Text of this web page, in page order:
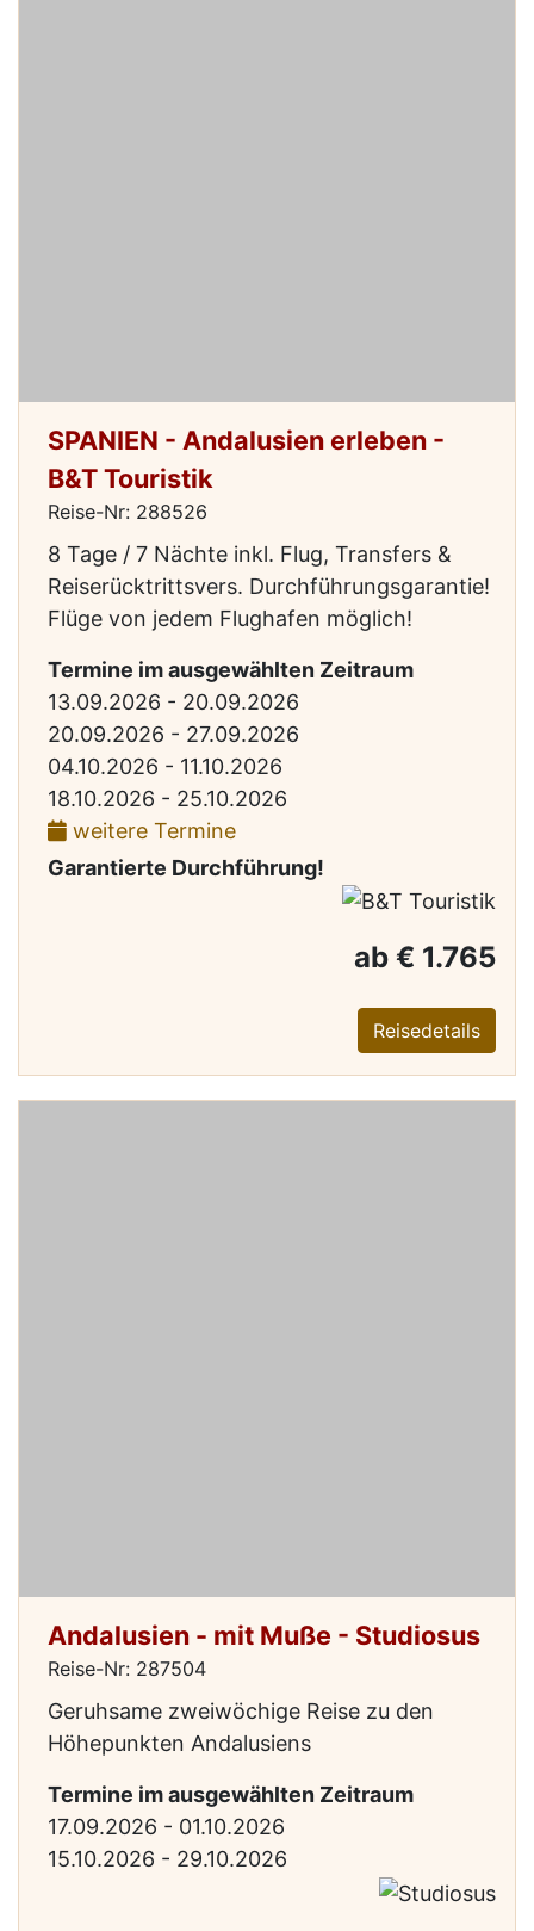
SPANIEN - Andalusien erleben -
B&T Touristik
Reise-Nr: 288526
8 Tage / 7 Nächte inkl. Flug, Transfers &
Reiserücktrittsvers. Durchführungsgarantie!
Flüge von jedem Flughafen möglich!
Termine im ausgewählten Zeitraum
13.09.2026 - 20.09.2026
20.09.2026 - 27.09.2026
04.10.2026 - 11.10.2026
18.10.2026 - 25.10.2026
weitere Termine
Garantierte Durchführung!
ab € 1.765
Reisedetails
Andalusien - mit Muße - Studiosus
Reise-Nr: 287504
Geruhsame zweiwöchige Reise zu den
Höhepunkten Andalusiens
Termine im ausgewählten Zeitraum
17.09.2026 - 01.10.2026
15.10.2026 - 29.10.2026